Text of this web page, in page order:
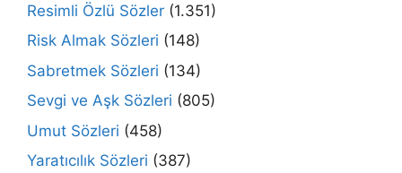
Resimli Özlü Sözler (1.351)
Risk Almak Sözleri (148)
Sabretmek Sözleri (134)
Sevgi ve Aşk Sözleri (805)
Umut Sözleri (458)
Yaratıcılık Sözleri (387)